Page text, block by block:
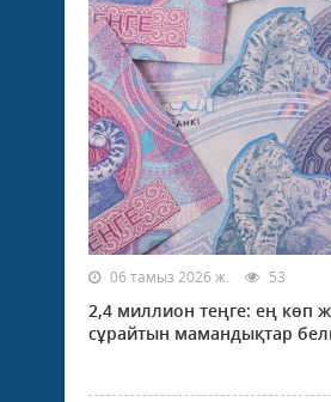
06 тамыз 2026 ж. 53
2,4 миллион теңге: ең көп
сұрайтын мамандықтар